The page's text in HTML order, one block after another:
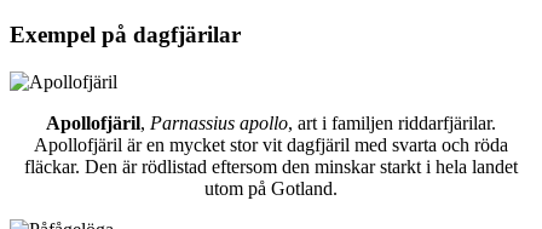
Exempel på dagfjärilar
Apollofjäril, Parnassius apollo, art i familjen riddarfjärilar.
Apollofjäril är en mycket stor vit dagfjäril med svarta och röda
fläckar. Den är rödlistad eftersom den minskar starkt i hela landet
utom på Gotland.